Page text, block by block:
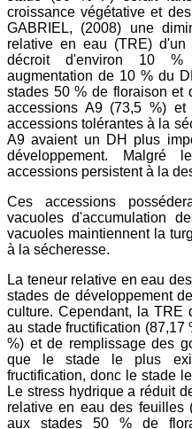
croissance végétative et
GABRIEL, (2008) une
relative en eau (TRE)
décroit d'environ 10
augmentation de 10 % du
stades 50 % de floraison et
accessions A9 (73,5 %)
accessions tolérantes à la
A9 avaient un DH plus
développement.
accessions persistent à la
Ces accessions
vacuoles d'accumulation
vacuoles maintiennent la
à la sécheresse.
La teneur relative en eau
stades de développement
culture. Cependant, la TRE
au stade fructification (87,17
%) et de remplissage des
que le stade le plus
fructification, donc le stade
Le stress hydrique a réduit
relative en eau des feuilles
aux stades 50 % de